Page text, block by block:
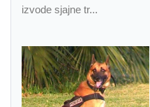
izvode sjajne tr...